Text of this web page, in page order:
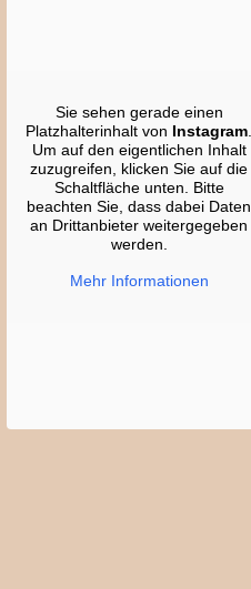
Sie sehen gerade einen
Platzhalterinhalt von Instagram
Um auf den eigentlichen Inhalt
zuzugreifen, klicken Sie auf die
Schaltfläche unten. Bitte
beachten Sie, dass dabei Daten
an Drittanbieter weitergegeben
werden.
Mehr Informationen